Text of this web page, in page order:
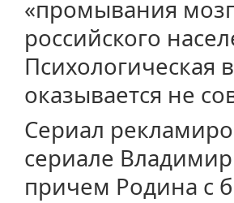
«промывания
российского
Психологическая
оказывается не
Сериал
сериале
причем Родина с